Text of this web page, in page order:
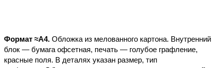
Формат ≈А4. Обложка из мелованного картона. Внутренний
блок — бумага офсетная, печать — голубое графление,
красные поля. В деталях указан размер, тип